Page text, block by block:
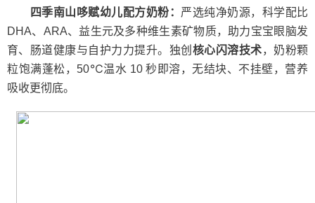
四季南山哆赋幼儿配方奶粉 ： 严选纯净奶源，科学配比
DHA、ARA、益生元及多种维生素矿物质，助力宝宝眼脑发
育、肠道健康与自护力力提升。独创 核心闪溶技术，奶粉颗
粒饱满蓬松，50℃温水 10 秒即溶，无结块、不挂壁，营养
吸收更彻底。